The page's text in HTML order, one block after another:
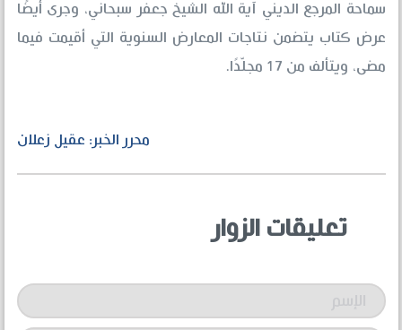
سماحة المرجع الديني آية الله الشيخ جعفر سبحاني، وجرى أيضًا
عرض كتاب يتضمن نتاجات المعارض السنوية التي أقيمت فيما
مضى، ويتألف من 17 مجلّدًا.
محرر الخبر: عقيل زعلان
تعليقات الزوار